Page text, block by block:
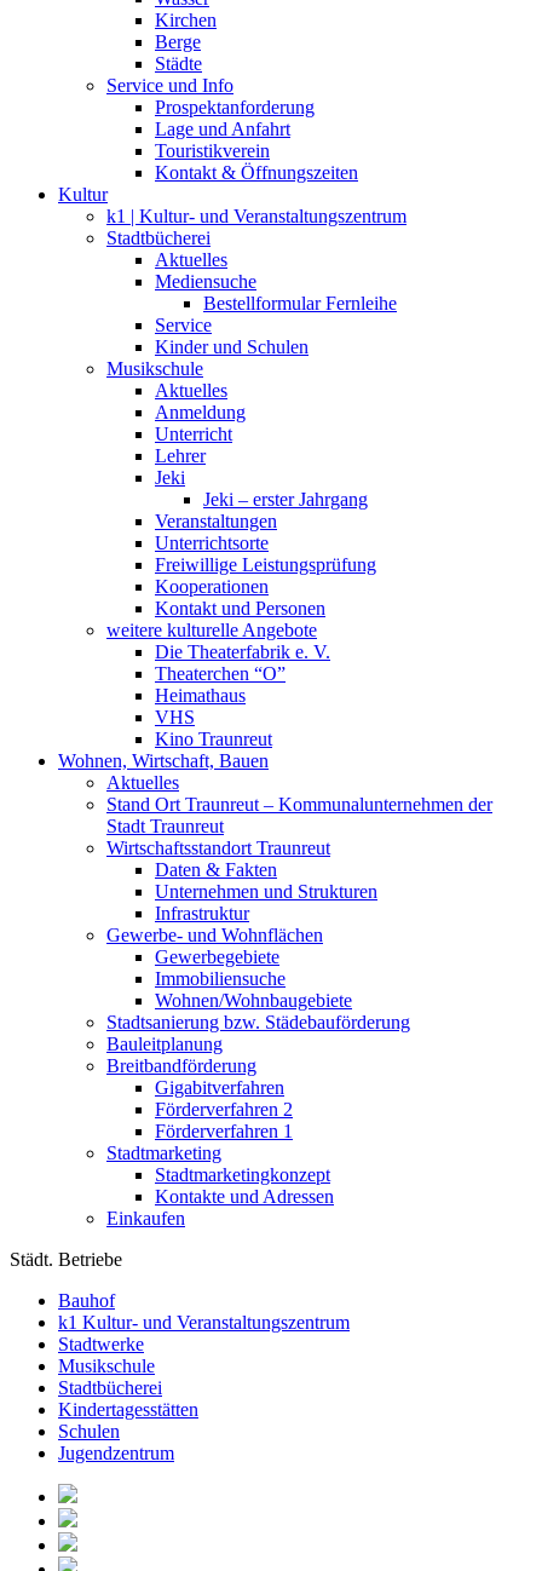
Kirchen
Berge
Städte
Service und Info
Prospektanforderung
Lage und Anfahrt
Touristikverein
Kontakt & Öffnungszeiten
Kultur
k1 | Kultur- und Veranstaltungszentrum
Stadtbücherei
Aktuelles
Mediensuche
Bestellformular Fernleihe
Service
Kinder und Schulen
Musikschule
Aktuelles
Anmeldung
Unterricht
Lehrer
Jeki
Jeki – erster Jahrgang
Veranstaltungen
Unterrichtsorte
Freiwillige Leistungsprüfung
Kooperationen
Kontakt und Personen
weitere kulturelle Angebote
Die Theaterfabrik e. V.
Theaterchen “O”
Heimathaus
VHS
Kino Traunreut
Wohnen, Wirtschaft, Bauen
Aktuelles
Stand Ort Traunreut – Kommunalunternehmen der
Stadt Traunreut
Wirtschaftsstandort Traunreut
Daten & Fakten
Unternehmen und Strukturen
Infrastruktur
Gewerbe- und Wohnflächen
Gewerbegebiete
Immobiliensuche
Wohnen/Wohnbaugebiete
Stadtsanierung bzw. Städebauförderung
Bauleitplanung
Breitbandförderung
Gigabitverfahren
Förderverfahren 2
Förderverfahren 1
Stadtmarketing
Stadtmarketingkonzept
Kontakte und Adressen
Einkaufen
Städt. Betriebe
Bauhof
k1 Kultur- und Veranstaltungszentrum
Stadtwerke
Musikschule
Stadtbücherei
Kindertagesstätten
Schulen
Jugendzentrum